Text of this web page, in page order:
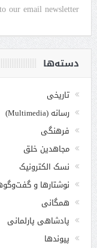
our email newsletter.
دسته‌ها
تاریخی
رسانه (Multimedia)
فرهنگی
مجاهدین خلق
نسک الکترونیک
نوشتارها و
همگانی
پادشاهی پارلمانی
پیوندها